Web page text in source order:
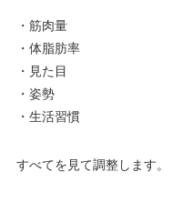
・筋肉量
・体脂肪率
・見た目
・姿勢
・生活習慣
すべてを見て調整します。